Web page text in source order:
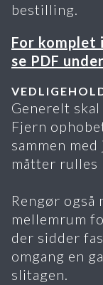
bestilling.
For
se PDF
Generelt
Fjern
sammen
måtter rulles
Rengør
mellemrum
der sidder
omgang en
slitagen.